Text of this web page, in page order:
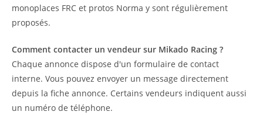
monoplaces FRC et protos Norma y sont régulièrement
proposés.
Comment contacter un vendeur sur Mikado Racing ?
Chaque annonce dispose d'un formulaire de contact
interne. Vous pouvez envoyer un message directement
depuis la fiche annonce. Certains vendeurs indiquent aussi
un numéro de téléphone.